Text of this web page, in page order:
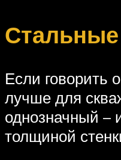
Если говорить
лучше для
однозначный –
толщиной